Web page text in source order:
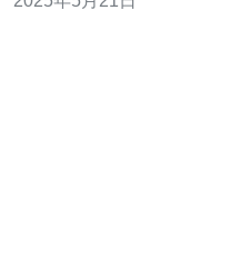
致力于为客户提供最佳的网络安全保